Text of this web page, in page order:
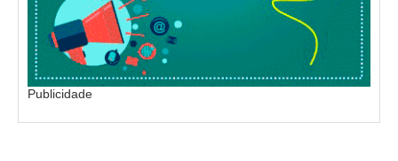
Publicidade